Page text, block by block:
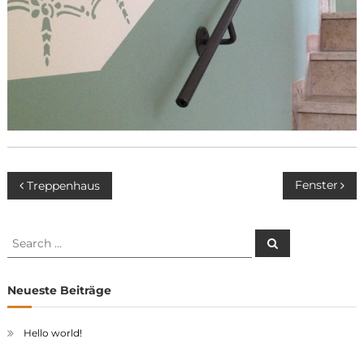
Beitragsnavigation
Treppenhaus Fenster
Search
Search
Neueste Beiträge
Hello world!